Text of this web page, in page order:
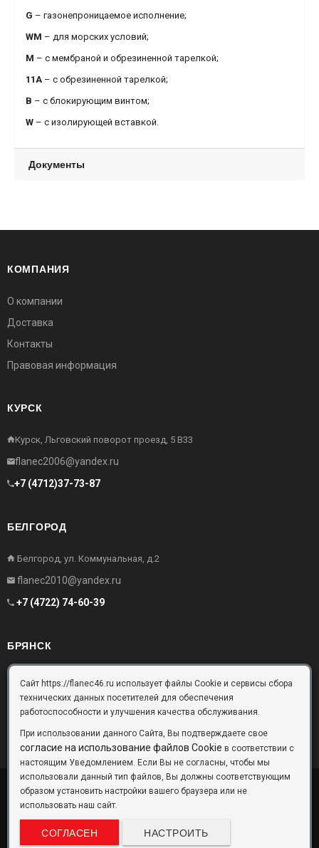
G – газонепроницаемое исполнение;
WM – для морских условий;
М – с мембраной и обрезиненной тарелкой;
11А – с обрезиненной тарелкой;
B – с блокирующим винтом;
W – с изолирующей вставкой.
Документы
КОМПАНИЯ
О компании
Доставка
Контакты
Правовая информация
КУРСК
Курск, Льговский поворот проезд, 5 В33
flanec2006@yandex.ru
+7 (4712)37-73-87
БЕЛГОРОД
Белгород, ул. Коммунальная, д.2
flanec2010@yandex.ru
+7 (4722) 74-60-39
БРЯНСК
Брянск, Московский проезд, д.10, офис 3
flanec32@yandex.ru
Copyright © 2026 © ООО «Фланец-Комплект»
Сайт https://flanec46.ru использует файлы Cookie и сервисы сбора
технических данных посетителей для обеспечения
работоспособности и улучшения качества обслуживания.
При использовании данного Сайта, Вы подтверждаете свое
согласие на использование файлов Cookie в соответствии с
настоящим Уведомлением. Если Вы не согласны, чтобы мы
использовали данный тип файлов, Вы должны соответствующим
образом установить настройки вашего браузера или не
использовать наш сайт.
СОГЛАСЕН НАСТРОИТЬ